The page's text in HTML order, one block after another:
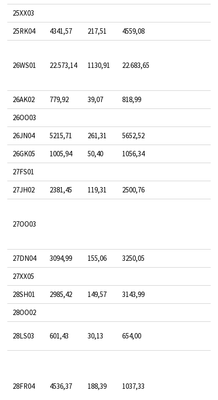
25XX03
25RK04
4341,57 217,51 4559,08
26WS01 22.573,14 1130,91 22.683,65
26AK02 779,92 39,07
818,99
26OO03
26JN04
5215,71 261,31
5652,52
26GK05
1005,94 50,40
1056,34
27FS01
27JH02
2381,45 119,31 2500,76
27OO03
27DN04 3094,99 155,06
3250,05
27XX05
28SH01
2985,42 149,57
3143,99
28OO02
28LS03 601,43 30,13 654,00
28FR04 4536,37 188,39 1037,33